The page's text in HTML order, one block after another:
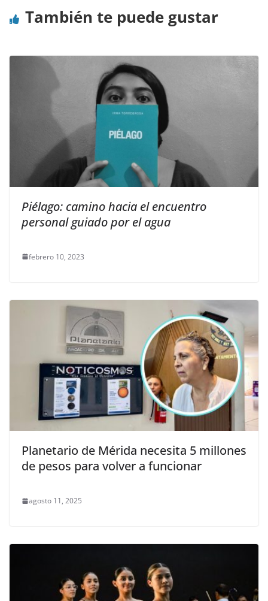
También te puede gustar
Piélago: camino hacia el encuentro
personal guiado por el agua
febrero 10, 2023
Planetario de Mérida necesita 5 millones
de pesos para volver a funcionar
agosto 11, 2025